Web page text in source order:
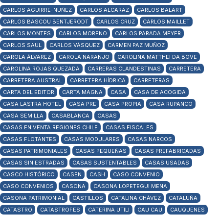
CARLOS AGUIRRE-NUÑEZ
CARLOS ALCARAZ
CARLOS BALART
CARLOS BASCOU BENTJERODT
CARLOS CRUZ
CARLOS MAILLET
CARLOS MONTES
CARLOS MORENO
CARLOS PARADA MEYER
CARLOS SAUL
CARLOS VÁSQUEZ
CARMEN PAZ MUÑOZ
CAROLA ÁLVAREZ
CAROLA NARANJO
CAROLINA MATTHEI DA BOVE
CAROLINA ROJAS QUEZADA
CARRERAS CLANDESTINAS
CARRETERA
CARRETERA AUSTRAL
CARRETERA HÍDRICA
CARRETERAS
CARTA DEL EDITOR
CARTA MAGNA CASA
CASA DE ACOGIDA
CASA LASTRA HOTEL
CASA PRE CASA PROPIA
CASA RUPANCO
CASA SEMILLA
CASABLANCA
CASAS
CASAS EN VENTA REGIONES CHILE
CASAS FISCALES
CASAS FLOTANTES
CASAS MODULARES
CASAS NARCOS
CASAS PATRIMONIALES
CASAS PEQUEÑAS
CASAS PREFABRICADAS
CASAS SINIESTRADAS
CASAS SUSTENTABLES
CASAS USADAS
CASCO HISTÓRICO
CASEN CASH
CASO CONVENIO
CASO CONVENIOS
CASONA
CASONA LOPETEGUI MENA
CASONA PATRIMONIAL
CASTILLOS CATALINA CHÁVEZ
CATALUÑA
CATASTRO
CATASTROFES CATERINA UTILI CAU CAU
CAUQUENES